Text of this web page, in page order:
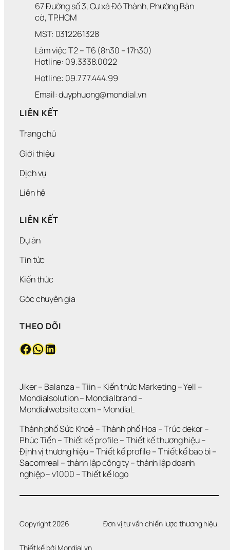
67 Đường số 3, Cư xá Đô Thành, Phường Bàn
cờ, TP.HCM
MST: 0312261328
Làm việc T2 – T6 (8h30 – 17h30)
Hotline: 09.3338.0022
Hotline: 09.777.444.99
Email: duyphuong@mondial.vn
LIÊN KẾT
Trang chủ
Giới thiệu
Dịch vụ
Liên hệ
LIÊN KẾT
Dự án
Tin tức
Kiến thức
Góc chuyên gia
THEO DÕI
Facebook WhatsApp LinkedIn
Jiker – Balanza – Tiin – Kiến thức Marketing – Yell
Mondialsolution – Mondialbrand
Mondialwebsite.com – MondiaL
Thành phố Sức Khoẻ – Thành phố Hoa – Trúc dekor
Phúc Tiến – Thiết kế profile – Thiết kế thương hiệu
Định vị thương hiệu – Thiết kế profile – Thiết kế bao bì
Sacomreal – thành lập công ty – thành lập doanh
nghiệp – v1000 – Thiết kế logo
Copyright 2026 Đơn vị tư vấn chiến lược thương hiệu.
Thiết kế bởi Mondial.vn